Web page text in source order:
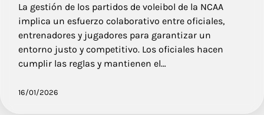
La gestión de los partidos de voleibol de la NCAA
implica un esfuerzo colaborativo entre oficiales,
entrenadores y jugadores para garantizar un
entorno justo y competitivo. Los oficiales hacen
cumplir las reglas y mantienen el…
16/01/2026